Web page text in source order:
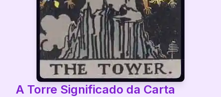
A Torre Significado da Carta